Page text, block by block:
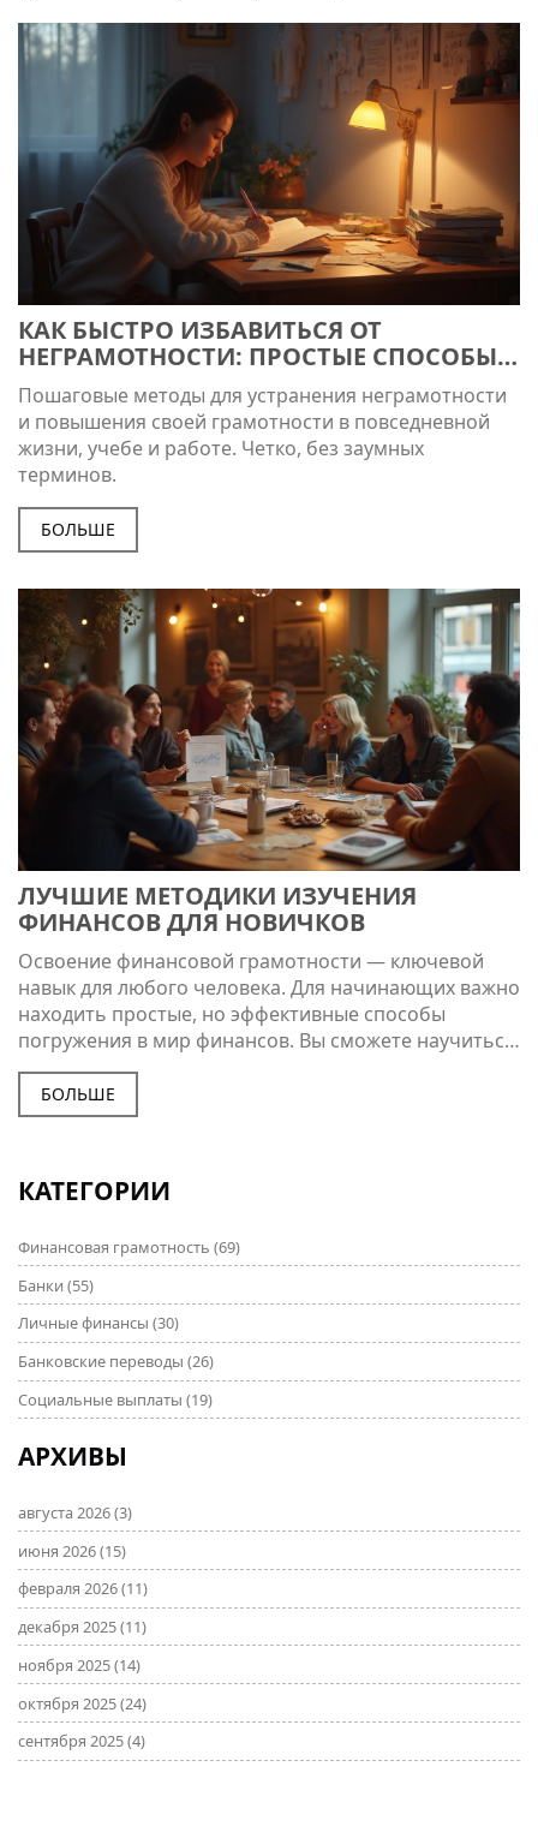
КАК БЫСТРО ИЗБАВИТЬСЯ ОТ
НЕГРАМОТНОСТИ: ПРОСТЫЕ СПОСОБЫ
УЛУЧШИТЬ НАВЫКИ ПИСЬМА И РЕЧИ
Пошаговые методы для устранения неграмотности
и повышения своей грамотности в повседневной
жизни, учебе и работе. Четко, без заумных
терминов.
БОЛЬШЕ
ЛУЧШИЕ МЕТОДИКИ ИЗУЧЕНИЯ
ФИНАНСОВ ДЛЯ НОВИЧКОВ
Освоение финансовой грамотности — ключевой
навык для любого человека. Для начинающих важно
находить простые, но эффективные способы
погружения в мир финансов. Вы сможете научиться
ставить бюджет, следить за тратами и
инвестициями, а также разбираться в основах
экономики. Советы в этой статье помогут
БОЛЬШЕ
КАТЕГОРИИ
Финансовая грамотность (69)
Банки (55)
Личные финансы (30)
Банковские переводы (26)
Социальные выплаты (19)
АРХИВЫ
августа 2026(3)
июня 2026(15)
февраля 2026(11)
декабря 2025(11)
ноября 2025(14)
октября 2025(24)
сентября 2025(4)